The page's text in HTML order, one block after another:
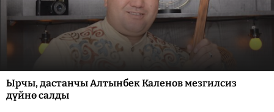
Ырчы, дастанчы Алтынбек Каленов мезгилсиз
дүйнө салды